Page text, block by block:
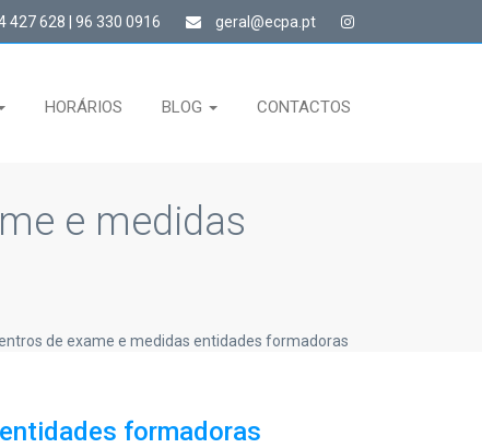
427 628 | 96 330 0916 geral@ecpa.pt
HORÁRIOS BLOG CONTACTOS
e medidas
de exame e medidas entidades formadoras
formadoras